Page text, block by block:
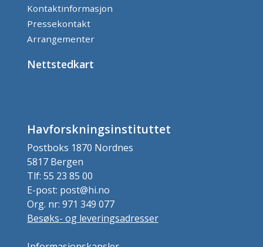
Kontaktinformasjon
Pressekontakt
Arrangementer
Nettstedkart
Havforskningsinstituttet
Postboks 1870 Nordnes
5817 Bergen
Tlf: 55 23 85 00
E-post: post@hi.no
Org. nr: 971 349 077
Besøks- og leveringsadresser